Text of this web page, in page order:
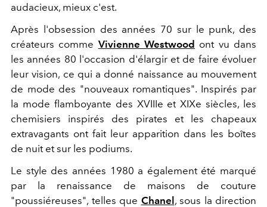
audacieux, mieux c'est.
Après l'obsession des années 70 sur le punk, des
créateurs comme Vivienne Westwood ont vu dans
les années 80 l'occasion d'élargir et de faire évoluer
leur vision, ce qui a donné naissance au mouvement
de mode des "nouveaux romantiques". Inspirés par
la mode flamboyante des XVIIIe et XIXe siècles, les
chemisiers inspirés des pirates et les chapeaux
extravagants ont fait leur apparition dans les boîtes
de nuit et sur les podiums.
Le style des années 1980 a également été marqué
par la renaissance de maisons de couture
"poussiéreuses", telles que Chanel, sous la direction